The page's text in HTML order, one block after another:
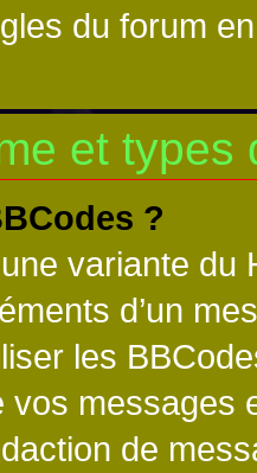
du forum
et types
?
variante du
d’un
les
messages
de